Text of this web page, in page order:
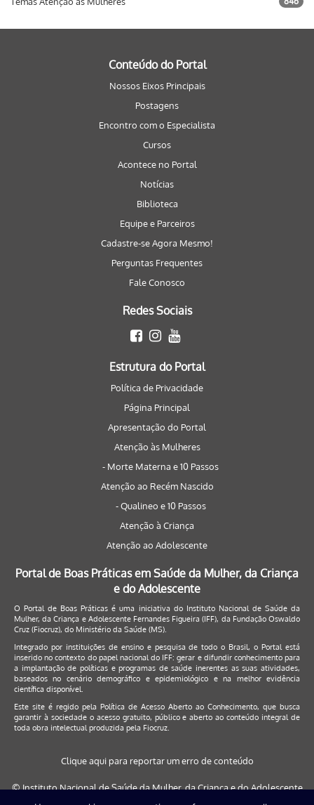
Conteúdo do Portal
Nossos Eixos Principais
Postagens
Encontro com o Especialista
Cursos
Acontece no Portal
Notícias
Biblioteca
Equipe e Parceiros
Cadastre-se Agora Mesmo!
Perguntas Frequentes
Fale Conosco
Redes Sociais
Estrutura do Portal
Política de Privacidade
Página Principal
Apresentação do Portal
Atenção às Mulheres
- Morte Materna e 10 Passos
Atenção ao Recém Nascido
- Qualineo e 10 Passos
Atenção à Criança
Atenção ao Adolescente
Portal de Boas Práticas em Saúde da Mulher, da Criança
e do Adolescente
O Portal de Boas Práticas é uma iniciativa do Instituto Nacional de Saúde da
Mulher, da Criança e Adolescente Fernandes Figueira (IFF), da Fundação Oswaldo
Cruz (Fiocruz), do Ministério da Saúde (MS).
Integrado por instituições de ensino e pesquisa de todo o Brasil, o Portal está
inserido no contexto do papel nacional do IFF: gerar e difundir conhecimento para
a implantação de políticas e programas de saúde inerentes as suas atividades,
baseados no cenário demográfico e epidemiológico e na melhor evidência
científica disponível.
Este site é regido pela Política de Acesso Aberto ao Conhecimento, que busca
garantir à sociedade o acesso gratuito, público e aberto ao conteúdo integral de
toda obra intelectual produzida pela Fiocruz.
Clique aqui para reportar um erro de conteúdo
© Instituto Nacional de Saúde da Mulher, da Criança e do Adolescente